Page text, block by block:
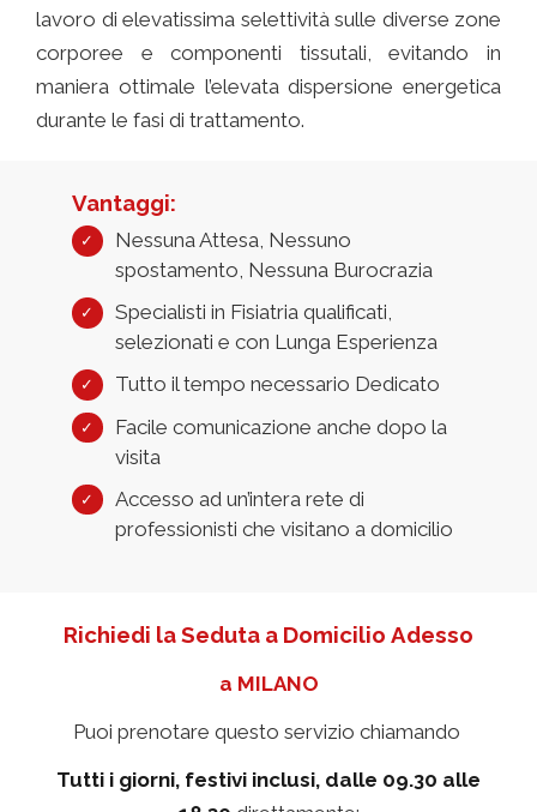
lavoro di elevatissima selettività sulle diverse zone
corporee e componenti tissutali, evitando in
maniera ottimale l’elevata dispersione energetica
durante le fasi di trattamento.
Vantaggi:
Nessuna Attesa, Nessuno
spostamento, Nessuna Burocrazia
Specialisti in Fisiatria qualificati,
selezionati e con Lunga Esperienza
Tutto il tempo necessario Dedicato
Facile comunicazione anche dopo la
visita
Accesso ad un’intera rete di
professionisti che visitano a domicilio
Richiedi la Seduta a Domicilio Adesso
a MILANO
Puoi prenotare questo servizio chiamando
Tutti i giorni, festivi inclusi, dalle 09.30 alle